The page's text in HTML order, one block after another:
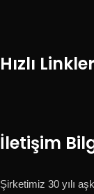
Hızlı Linkler
İletişim
Şirketimiz 30 yılı